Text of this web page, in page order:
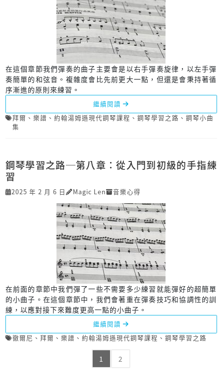
在這個章節我們彈奏的曲子主要會是以右手彈奏旋律，以左手彈
奏簡單的和弦音。複雜度會比先前更大一點，但還是會秉持著循
序漸進的原則來練習。
繼續閱讀
拜爾 、 樂譜 、 約翰湯姆遜現代鋼琴課程 、 鋼琴學習之路 、 鋼琴小曲
集
鋼琴學習之路─第八章：從入門到初級的手指練
習
2025 年 2 月 6 日 Magic Len 音樂心得
在前面的章節中我們彈了一些不需要多少練習就能彈好的超簡單
的小曲子。在這個章節中，我們會著重在彈奏技巧和協調性的訓
練，以應對接下來難度更高一點的小曲子。
繼續閱讀
徹爾尼 、 拜爾 、 樂譜 、 約翰湯姆遜現代鋼琴課程 、 鋼琴學習之路
1 2